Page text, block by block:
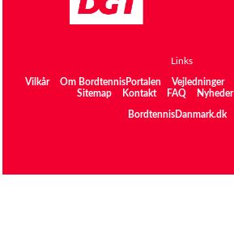
Links
Vilkår Om BordtennisPortalen Vejledninger
Sitemap
Kontakt FAQ Nyheder
BordtennisDanmark.dk